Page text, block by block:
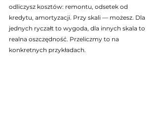
odliczysz kosztów: remontu, odsetek od
kredytu, amortyzacji. Przy skali — możesz. Dla
jednych ryczałt to wygoda, dla innych skala to
realna oszczędność. Przeliczmy to na
konkretnych przykładach.